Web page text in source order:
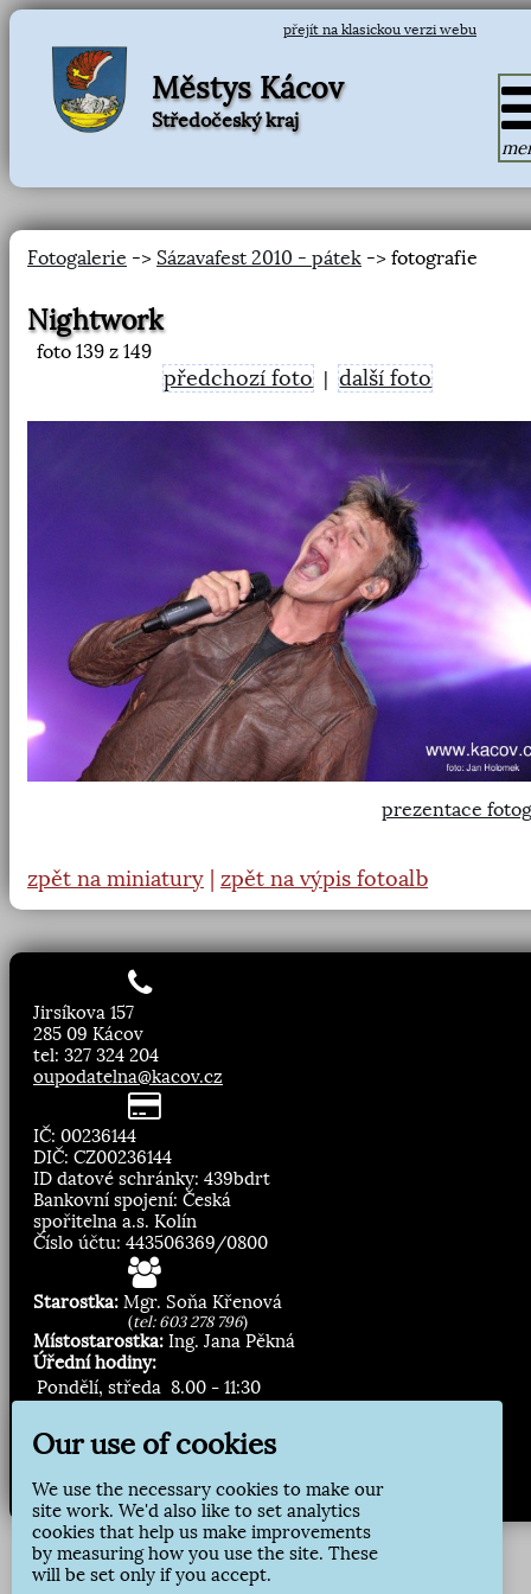
přejít na klasickou verzi webu
Městys Kácov
Středočeský kraj
Fotogalerie -> Sázavafest 2010 - pátek -> fotografie
Nightwork
foto 139 z 149
předchozí foto |další foto
prezentace
zpět na miniatury zpět na výpis fotoalb
Jirsíkova 157
285 09 Kácov
tel: 327 324 204
oupodatelna@kacov.cz
IČ: 00236144
DIČ: CZ00236144
ID datové schránky: 439bdrt
Bankovní spojení: Česká
spořitelna a.s. Kolín
Číslo účtu: 443506369/0800
Starostka: Mgr. Soňa Křenová
(tel: 603 278 796)
Místostarostka: Ing. Jana Pěkná
Úřední hodiny:
Pondělí, středa 8.00 - 11:30
Přihlásit odběr
Our use of cookies
We use the necessary cookies to make our
site work. We'd also like to set analytics
cookies that help us make improvements
by measuring how you use the site. These
will be set only if you accept.